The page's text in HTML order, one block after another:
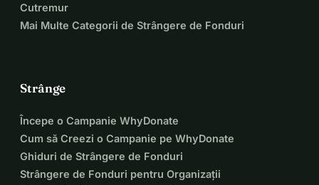
Cutremur
Mai Multe Categorii de Strângere de Fonduri
Strânge
Începe o Campanie WhyDonate
Cum să Creezi o Campanie pe WhyDonate
Ghiduri de Strângere de Fonduri
Strângere de Fonduri pentru Organizații